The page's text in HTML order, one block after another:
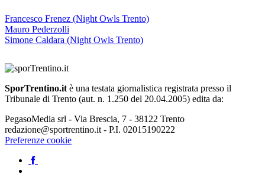
Francesco Frenez (Night Owls Trento)
Mauro Pederzolli
Simone Caldara (Night Owls Trento)
SporTrentino.it è una testata giornalistica registrata presso il
Tribunale di Trento (aut. n. 1.250 del 20.04.2005) edita da:
PegasoMedia srl - Via Brescia, 7 - 38122 Trento
redazione@sportrentino.it - P.I. 02015190222
Preferenze cookie